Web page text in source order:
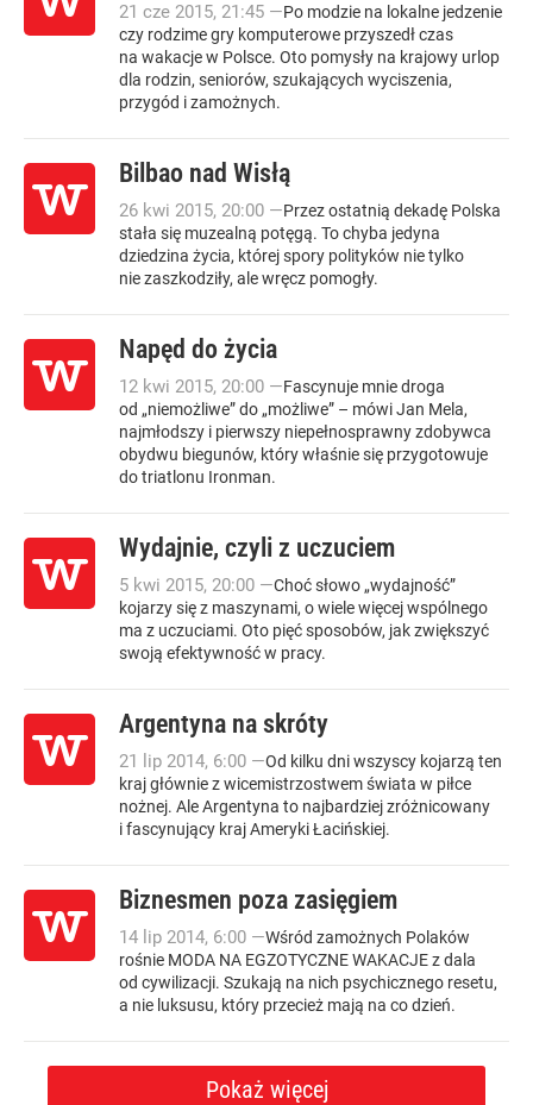
21 cze 2015, 21:45 —Po modzie na lokalne jedzenie
czy rodzime gry komputerowe przyszedł czas
na wakacje w Polsce. Oto pomysły na krajowy urlop
dla rodzin, seniorów, szukających wyciszenia,
przygód i zamożnych.
Bilbao nad Wisłą
26 kwi 2015, 20:00 —Przez ostatnią dekadę Polska
stała się muzealną potęgą. To chyba jedyna
dziedzina życia, której spory polityków nie tylko
nie zaszkodziły, ale wręcz pomogły.
Napęd do życia
12 kwi 2015, 20:00 —Fascynuje mnie droga
od „niemożliwe” do „możliwe” – mówi Jan Mela,
najmłodszy i pierwszy niepełnosprawny zdobywca
obydwu biegunów, który właśnie się przygotowuje
do triatlonu Ironman.
Wydajnie, czyli z uczuciem
5 kwi 2015, 20:00 —Choć słowo „wydajność”
kojarzy się z maszynami, o wiele więcej wspólnego
ma z uczuciami. Oto pięć sposobów, jak zwiększyć
swoją efektywność w pracy.
Argentyna na skróty
21 lip 2014, 6:00 —Od kilku dni wszyscy kojarzą ten
kraj głównie z wicemistrzostwem świata w piłce
nożnej. Ale Argentyna to najbardziej zróżnicowany
i fascynujący kraj Ameryki Łacińskiej.
Biznesmen poza zasięgiem
14 lip 2014, 6:00 —Wśród zamożnych Polaków
rośnie MODA NA EGZOTYCZNE WAKACJE z dala
od cywilizacji. Szukają na nich psychicznego resetu,
a nie luksusu, który przecież mają na co dzień.
Pokaż więcej